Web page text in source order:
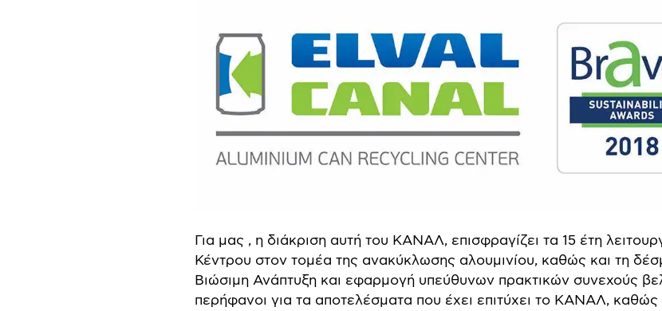
Για μας , η διάκριση αυτή του ΚΑΝΑΛ, επισφραγίζει τα 15 έτη
Κέντρου στον τομέα της ανακύκλωσης αλουμινίου, καθώς και τη
Βιώσιμη Ανάπτυξη και εφαρμογή υπεύθυνων πρακτικών συνεχούς
περήφανοι για τα αποτελέσματα που έχει επιτύχει το ΚΑΝΑΛ,